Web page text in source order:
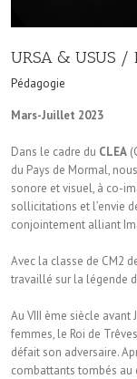
URSA & USUS /
Pédagogie
Mars-Juillet 2023
Dans le cadre du CLEA
du Pays de Mormal,
sonore et visuel, à co-
sollicitations et l’envie
conjointement alliant
Avec la classe de CM2
travaillé sur la légende
Au VIII ème siècle avant
femmes, le Roi de
défait son adversaire.
combattants tombés au